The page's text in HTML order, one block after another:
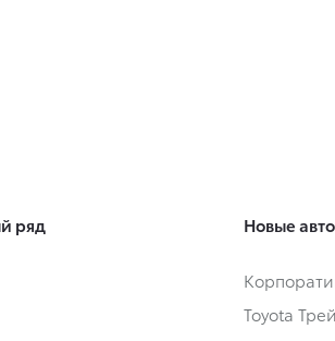
ряд Новые
Toyota